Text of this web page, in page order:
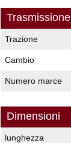
Trasmissione
Trazione
Cambio
Numero marce
Dimensioni
lunghezza